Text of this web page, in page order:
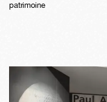
patrimoine